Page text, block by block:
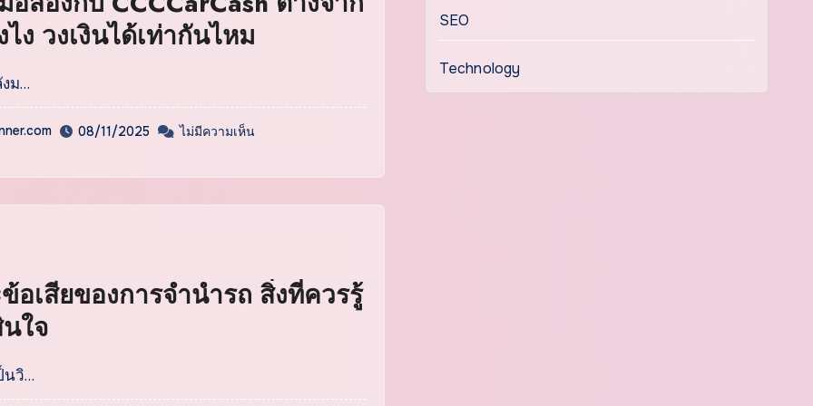
ง วงเงินได้เท่ากันไหม
ม…
08/11/2025 ไม่มีความเห็น
อเสียของการจำนำรถ สิ่งที่ควรรู้
ใจ
นวิ…
SEO
Technology